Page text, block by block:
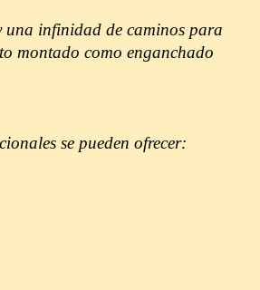
una infinidad de caminos para
montado como enganchado
se pueden ofrecer: